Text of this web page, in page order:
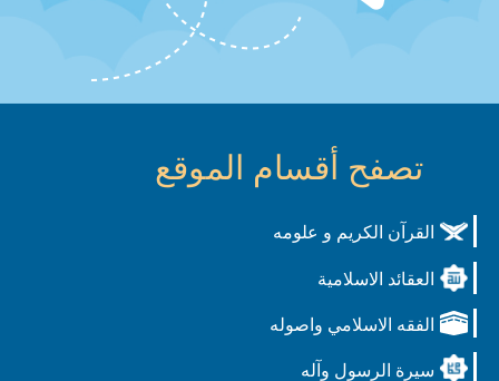
تصفح أقسام الموقع
القرآن الكريم و علومه
العقائد الاسلامية
الفقه الاسلامي واصوله
سيرة الرسول وآله